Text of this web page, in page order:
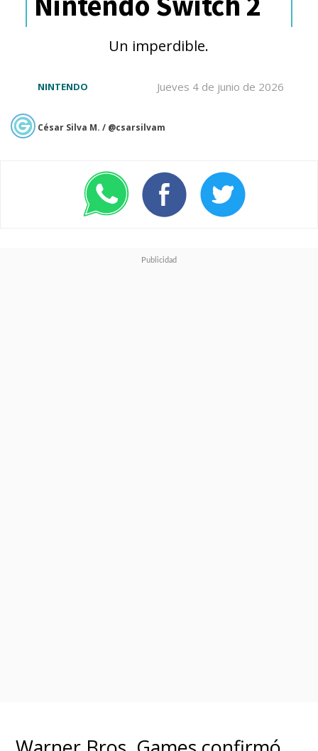
adaptaciones.
Un día después de conocerse las
de octubre.
Un imperdible.
Jueves 4 de junio de 2026
NINTENDO
César Silva M. / @csarsilvam